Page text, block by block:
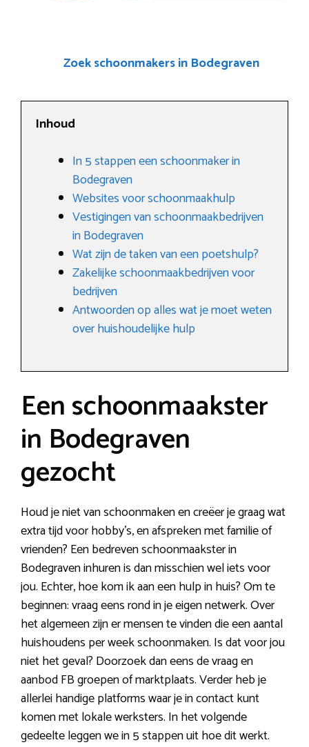
Zoek schoonmakers in Bodegraven
Inhoud
In 5 stappen een schoonmaker in
Bodegraven
Websites voor schoonmaakhulp
Vestigingen van schoonmaakbedrijven
in Bodegraven
Wat zijn de taken van een poetshulp?
Zakelijke schoonmaakbedrijven voor
bedrijven
Antwoorden op alles wat je moet weten
over huishoudelijke hulp
Een schoonmaakster
in Bodegraven
gezocht
Houd je niet van schoonmaken en creëer je graag wat
extra tijd voor hobby’s, en afspreken met familie of
vrienden? Een bedreven schoonmaakster in
Bodegraven inhuren is dan misschien wel iets voor
jou. Echter, hoe kom ik aan een hulp in huis? Om te
beginnen: vraag eens rond in je eigen netwerk. Over
het algemeen zijn er mensen te vinden die een aantal
huishoudens per week schoonmaken. Is dat voor jou
niet het geval? Doorzoek dan eens de vraag en
aanbod FB groepen of marktplaats. Verder heb je
allerlei handige platforms waar je in contact kunt
komen met lokale werksters. In het volgende
gedeelte leggen we in 5 stappen uit hoe dit werkt.